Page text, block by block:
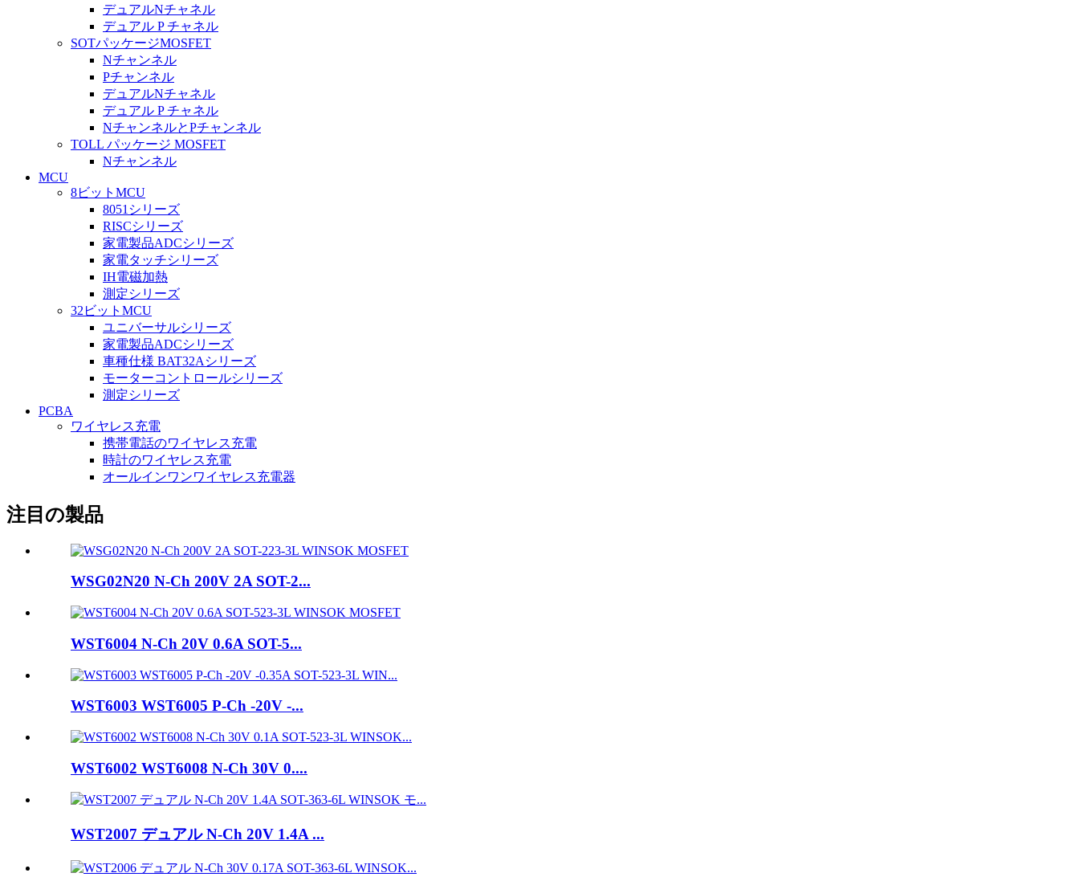
デュアルNチャネル
デュアル P チャネル
SOTパッケージMOSFET
Nチャンネル
Pチャンネル
デュアルNチャネル
デュアル P チャネル
NチャンネルとPチャンネル
TOLL パッケージ MOSFET
Nチャンネル
MCU
8ビットMCU
8051シリーズ
RISCシリーズ
家電製品ADCシリーズ
家電タッチシリーズ
IH電磁加熱
測定シリーズ
32ビットMCU
ユニバーサルシリーズ
家電製品ADCシリーズ
車種仕様 BAT32Aシリーズ
モーターコントロールシリーズ
測定シリーズ
PCBA
ワイヤレス充電
携帯電話のワイヤレス充電
時計のワイヤレス充電
オールインワンワイヤレス充電器
注目の製品
WSG02N20 N-Ch 200V 2A SOT-2...
WST6004 N-Ch 20V 0.6A SOT-5...
WST6003 WST6005 P-Ch -20V -...
WST6002 WST6008 N-Ch 30V 0....
WST2007 デュアル N-Ch 20V 1.4A ...